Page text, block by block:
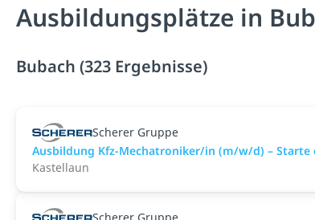
Ausbildungsplätze in
Bubach (323 Ergebnisse)
Scherer Gruppe
Ausbildung Kfz-Mechatroniker/in (m/w/d) –
Kastellaun